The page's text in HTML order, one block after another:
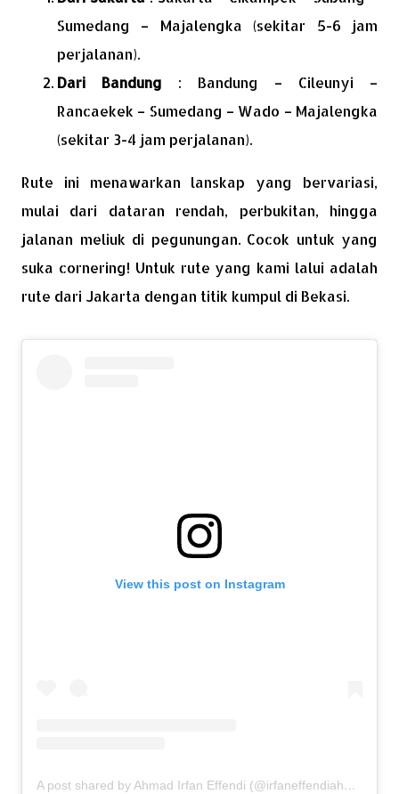
Sumedang – Majalengka (sekitar 5-6 jam
perjalanan).
Dari Bandung : Bandung – Cileunyi –
Rancaekek – Sumedang – Wado – Majalengka
(sekitar 3-4 jam perjalanan).
Rute ini menawarkan lanskap yang bervariasi,
mulai dari dataran rendah, perbukitan, hingga
jalanan meliuk di pegunungan. Cocok untuk yang
suka cornering! Untuk rute yang kami lalui adalah
rute dari Jakarta dengan titik kumpul di Bekasi.
View this post on Instagram
A post shared by Ahmad Irfan Effendi (@irfaneffendiahmad)